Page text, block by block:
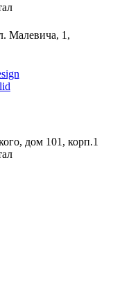
Малевича, 1,
дом 101, корп.1